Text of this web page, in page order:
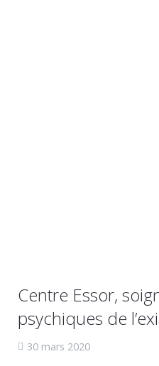
Centre Essor,
psychiques de
30 mars 2020